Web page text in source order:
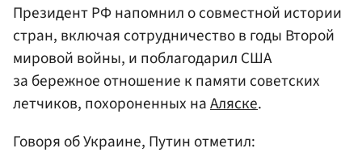
Президент РФ напомнил о совместной истории
стран, включая сотрудничество в годы Второй
мировой войны, и поблагодарил США
за бережное отношение к памяти советских
летчиков, похороненных наАляске.
Говоря об Украине, Путин отметил: